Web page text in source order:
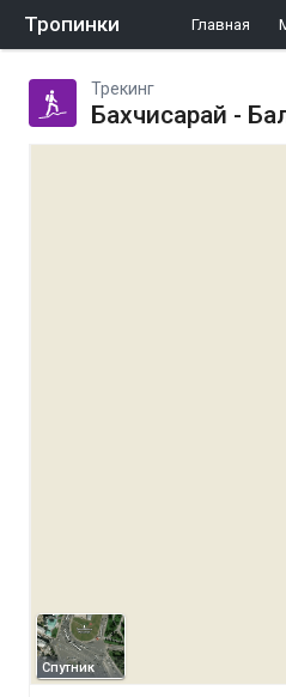
Тропинки Главная
Трекинг
Бахчисарай -
Спутник